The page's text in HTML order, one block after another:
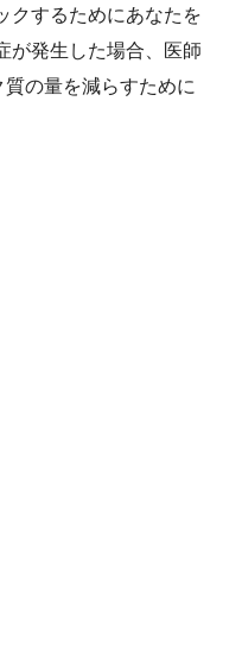
クするためにあなたを
が発生した場合、医師
の量を減らすために